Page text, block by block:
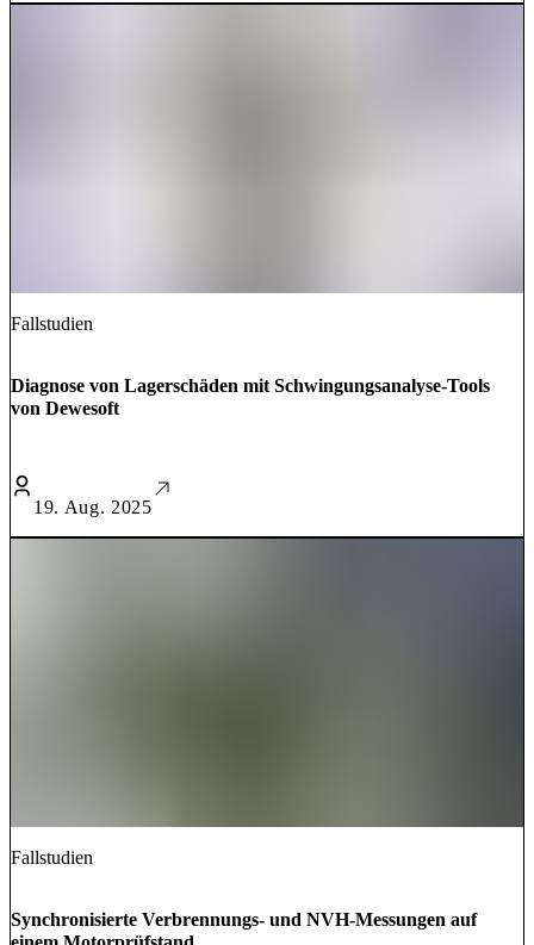
Fallstudien
Diagnose von Lagerschäden mit Schwingungsanalyse-Tools
von Dewesoft
19. Aug. 2025
Fallstudien
Synchronisierte Verbrennungs- und NVH-Messungen auf